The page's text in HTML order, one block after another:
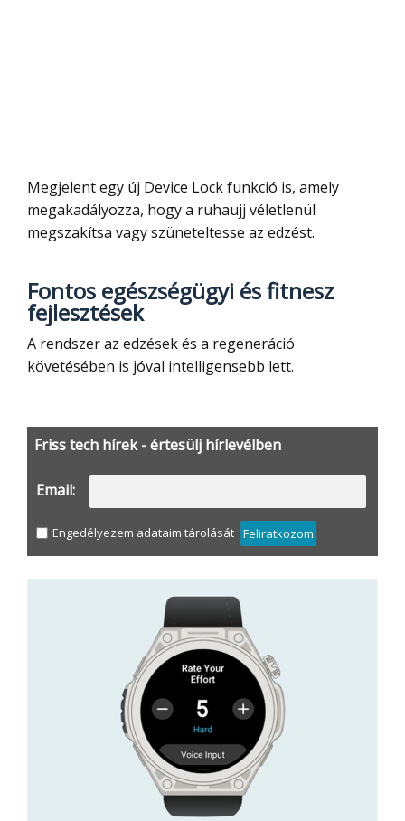
Megjelent egy új Device Lock funkció is, amely
megakadályozza, hogy a ruhaujj véletlenül
megszakítsa vagy szüneteltesse az edzést.
Fontos egészségügyi és fitnesz
fejlesztések
A rendszer az edzések és a regeneráció
követésében is jóval intelligensebb lett.
Friss tech hírek - értesülj hírlevélben
Email:
Engedélyezem adataim tárolását Feliratkozom